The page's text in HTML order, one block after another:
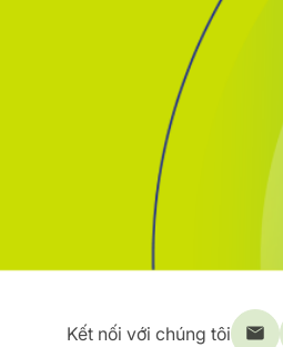
Kết nối với chúng tôi